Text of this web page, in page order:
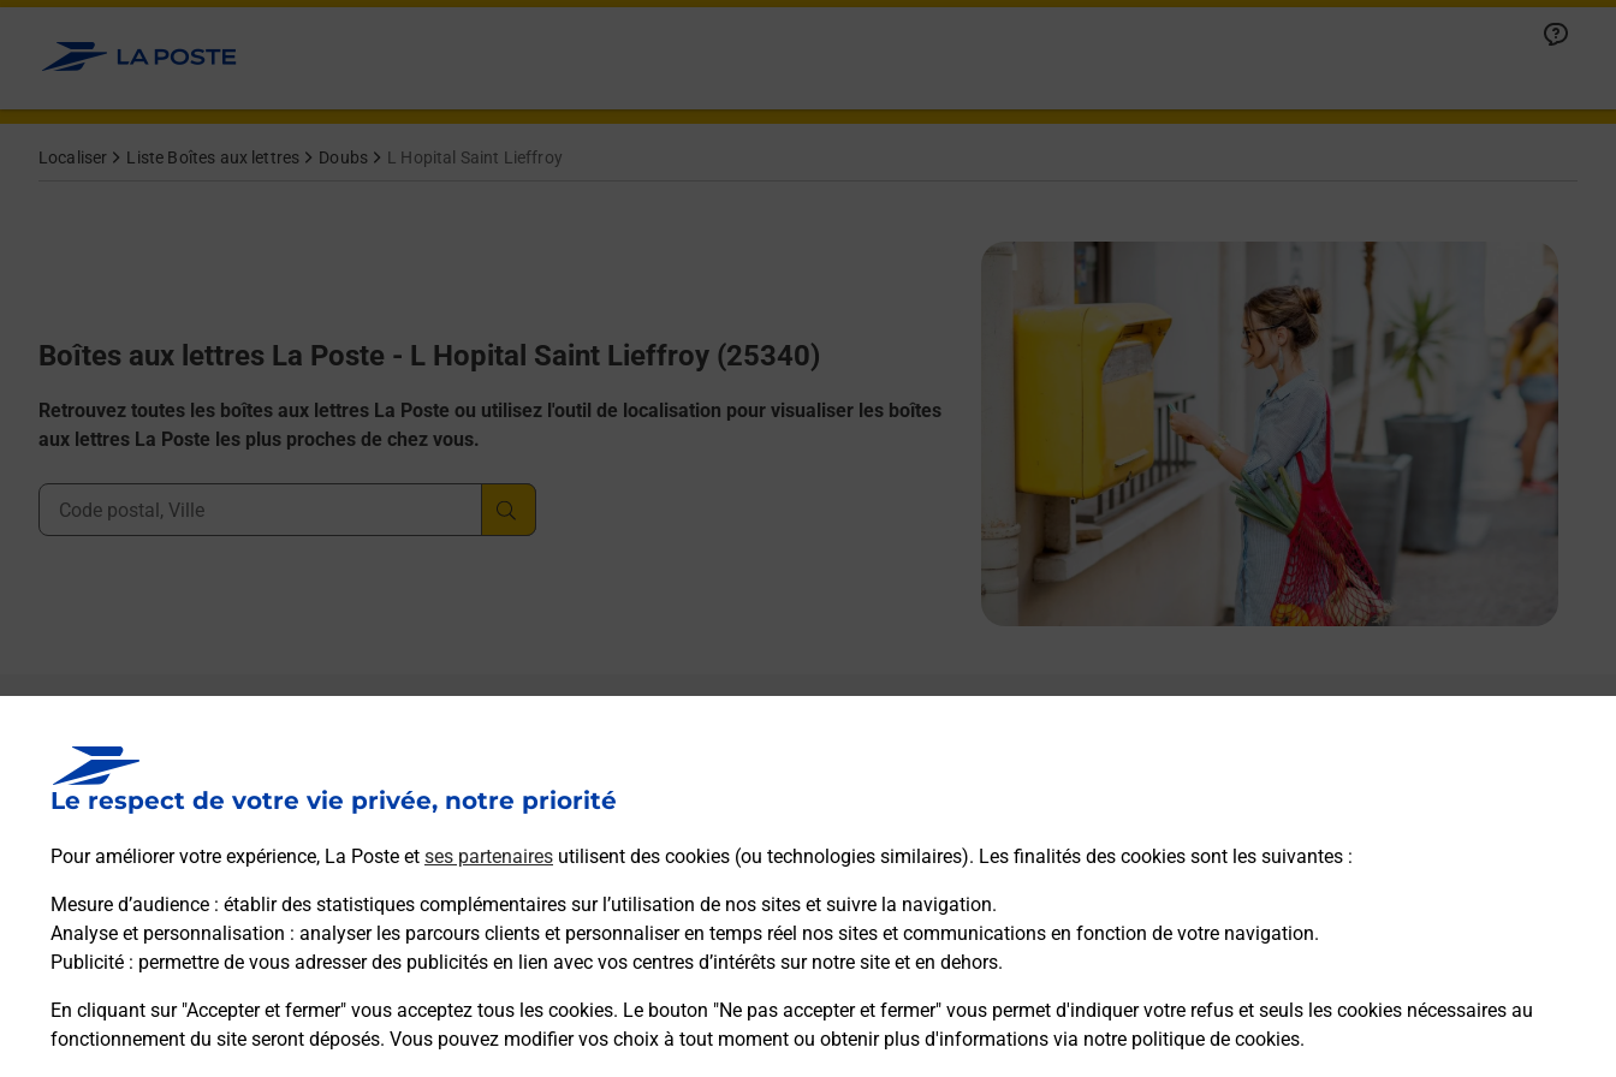
Le respect de votre vie privée, notre priorité
Pour améliorer votre expérience, La Poste et ses partenaires utilisent des cookies (ou technologies similaires). Les finalités des cookies sont les suivantes :
Mesure d’audience : établir des statistiques complémentaires sur l’utilisation de nos sites et suivre la navigation.
Analyse et personnalisation : analyser les parcours clients et personnaliser en temps réel nos sites et communications en fonction de votre navigation.
Publicité : permettre de vous adresser des publicités en lien avec vos centres d’intérêts sur notre site et en dehors.
En cliquant sur "Accepter et fermer" vous acceptez tous les cookies. Le bouton "Ne pas accepter et fermer" vous permet d'indiquer votre refus et seuls les cookies nécessaires au
fonctionnement du site seront déposés. Vous pouvez modifier vos choix à tout moment ou obtenir plus d'informations via notre politique de cookies.
Allez au contenu
Localiser Liste Boîtes aux lettres Doubs L Hopital Saint Lieffroy
Boîtes aux lettres La Poste - L Hopital Saint Lieffroy (25340)
Retrouvez toutes les boîtes aux lettres La Poste ou utilisez l'outil de localisation pour visualiser les boîtes
aux lettres La Poste les plus proches de chez vous.
Ville, Département, Code Postal
Boîte aux lettres La Poste
Collecte du courrier aujourd'hui à 08h00
8 Rue Principale
Itinéraire